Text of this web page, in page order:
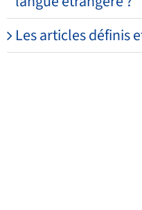
Les articles définis